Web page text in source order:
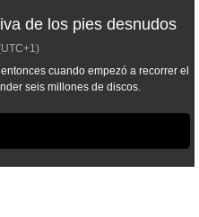
de los pies desnudos
cuando empezó a recorrer el
seis millones de discos.